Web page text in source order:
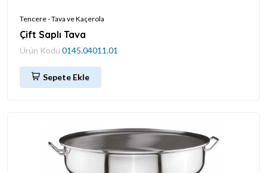
Tencere - Tava ve Kaçerola
Çift Saplı Tava
Ürün Kodu 0145.04011.01
Sepete Ekle